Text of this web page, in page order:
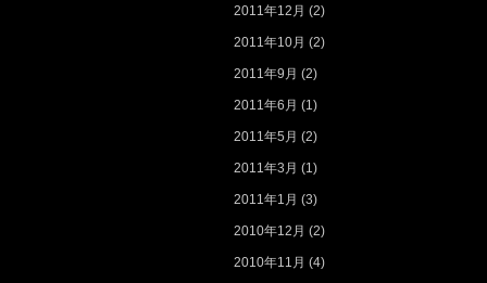
2011年12月 (2)
2011年10月 (2)
2011年9月 (2)
2011年6月 (1)
2011年5月 (2)
2011年3月 (1)
2011年1月 (3)
2010年12月 (2)
2010年11月 (4)